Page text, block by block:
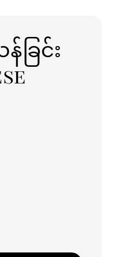
ြင်း